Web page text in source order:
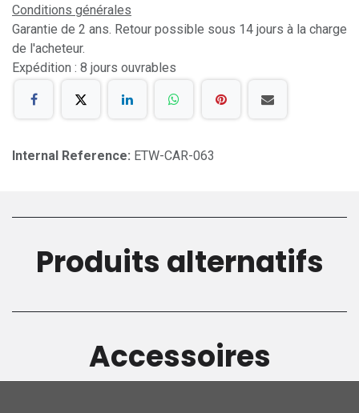
Conditions générales
Garantie de 2 ans. Retour possible sous 14 jours à la charge
de l'acheteur.
Expédition : 8 jours ouvrables
Internal Reference: ETW-CAR-063
Produits alternatifs
Accessoires